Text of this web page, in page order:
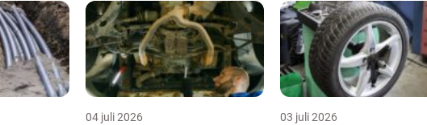
04 juli 2026 03 juli 2026